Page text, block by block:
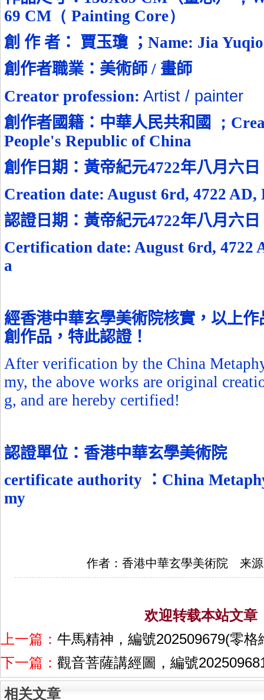
69 CM （ Painting Core）
創 作 者： 賈玉瓊； Name: Jia
創作者職業： 美術師 / 畫師
Creator profession: Artist / painter
創作者國籍：中華人民共和國 ；
People's Republic of China
創作日期：黃帝紀元4722年八月六日
Creation date: August 6rd, 4722 AD,
認證日期：黃帝紀元4722年八月六日
Certification date: August 6rd, 4722
a
經香港中華玄學美術院核實，以上
創作品，特此認證！
After verification by the China
my, the above works are original
g, and are hereby certified!
認證單位 ：香港中華玄學美術院
certificate authority ： China
my
作者：香港中華玄學美術院 来
欢迎转载本站文章
上一篇： 牛馬精神，編號202509679(零格
下一篇： 觀音菩薩講經圖，編號
相关文章